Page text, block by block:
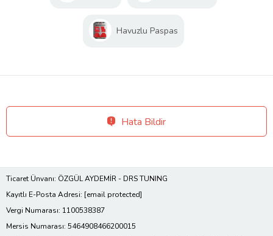
Havuzlu Paspas
Hata Bildir
Ticaret Ünvanı: ÖZGÜL AYDEMİR - DRS TUNING
Kayıtlı E-Posta Adresi: [email protected]
Vergi Numarası: 1100538387
Mersis Numarası: 5464908466200015